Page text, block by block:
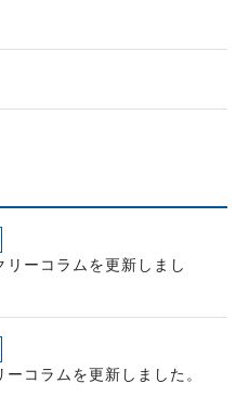
リーコラムを更新しまし
コラムを更新しました。